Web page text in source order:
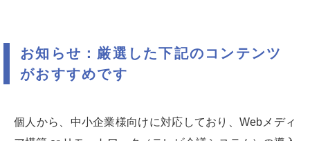
お知らせ：厳選した下記のコンテンツ
がおすすめです
個人から、中小企業様向けに対応しており、Webメディ